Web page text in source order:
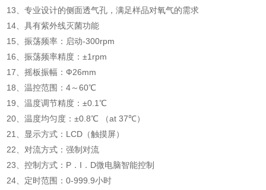
13、专业设计的侧面透气孔，满足样品对氧气的需求
14、具有紫外线灭菌功能
15、振荡频率：启动-300rpm
16、振荡频率精度：±1rpm
17、摇板振幅：Ф26mm
18、温控范围：4～60℃
19、温度调节精度：±0.1℃
20、温度均匀度：±0.8℃ （at 37℃）
21、显示方式：LCD（触摸屏）
22、对流方式：强制对流
23、控制方式：P．I．D微电脑智能控制
24、定时范围：0-999.9小时